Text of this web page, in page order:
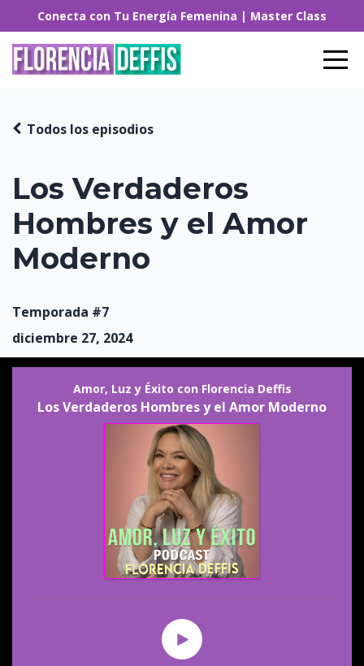
Conecta con Tu Energía Femenina | Master Class
Los Verdaderos
Hombres y el Amor
Moderno
Todos los episodios
Temporada #7
diciembre 27, 2024